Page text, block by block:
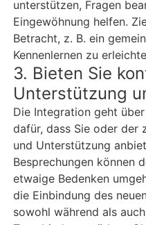
unterstützen, Fragen
Eingewöhnung helfen.
Betracht, z. B. ein
Kennenlernen zu
3. Bieten Sie
Unterstützung
Die Integration geht
dafür, dass Sie oder der
und Unterstützung
Besprechungen können
etwaige Bedenken
die Einbindung des
sowohl während als